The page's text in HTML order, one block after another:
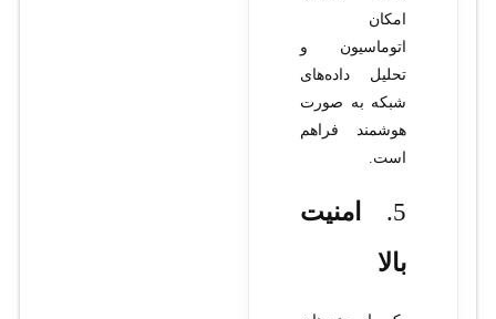
امکان
اتوماسیون و
تحلیل داده‌های
شبکه به صورت
هوشمند فراهم
است.
5.
امنیت
بالا